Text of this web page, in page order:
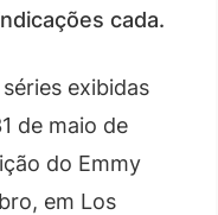
cada.
exibidas
de maio de
do Emmy
em Los